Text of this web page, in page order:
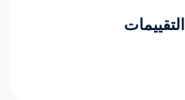
التقييمات